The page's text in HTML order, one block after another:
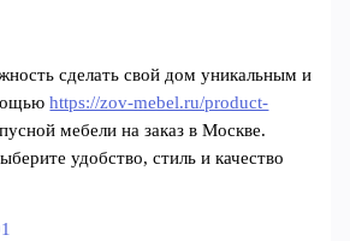
сделать свой дом уникальным и
https://zov-mebel.ru/product-
мебели на заказ в Москве.
удобство, стиль и качество